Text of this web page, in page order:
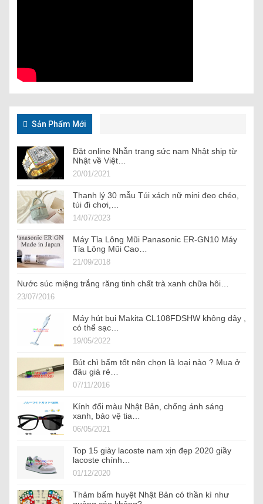
Sản Phẩm Mới
Đặt online Nhẫn trang sức nam Nhật ship từ
Nhật về Việt…
20/01/2021
Thanh lý 30 mẫu Túi xách nữ mini đeo chéo,
túi đi chơi,…
14/07/2023
Máy Tỉa Lông Mũi Panasonic ER-GN10 Máy
Tỉa Lông Mũi Cao…
21/09/2018
Nước súc miệng trắng răng tinh chất trà xanh chữa hôi…
23/07/2016
Máy hút bụi Makita CL108FDSHW không dây ,
có thể sạc…
19/05/2022
Bút chì bấm tốt nên chọn là loại nào ? Mua ở
đâu giá rẻ…
07/11/2016
Kính đổi màu Nhật Bản, chống ánh sáng
xanh, bảo vệ tia…
06/05/2021
Top 15 giày lacoste nam xịn đẹp 2020 giầy
lacoste chính…
01/12/2020
Thảm bấm huyệt Nhật Bản có thần kì như